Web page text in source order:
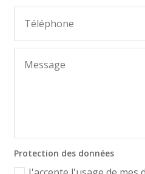
Protection des données